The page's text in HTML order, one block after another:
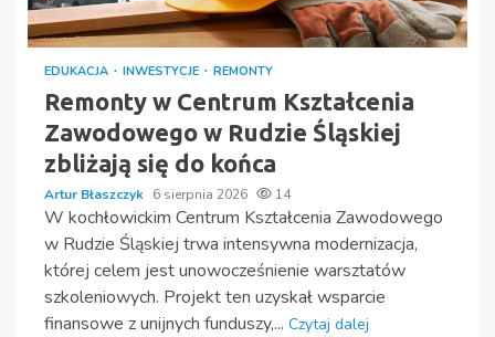
EDUKACJA INWESTYCJE REMONTY
Remonty w Centrum Kształcenia
Zawodowego w Rudzie Śląskiej
zbliżają się do końca
Artur Błaszczyk 6 sierpnia 2026 14
W kochłowickim Centrum Kształcenia Zawodowego
w Rudzie Śląskiej trwa intensywna modernizacja,
której celem jest unowocześnienie warsztatów
szkoleniowych. Projekt ten uzyskał wsparcie
finansowe z unijnych funduszy,... Czytaj dalej